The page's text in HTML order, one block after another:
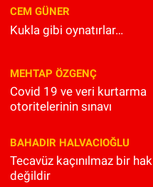
CEM GÜNER
Kukla gibi oynatırlar…
MEHTAP ÖZGENÇ
Covid 19 ve veri kurtarma
otoritelerinin sınavı
BAHADIR HALVACIOĞLU
Tecavüz kaçınılmaz bir hak
değildir